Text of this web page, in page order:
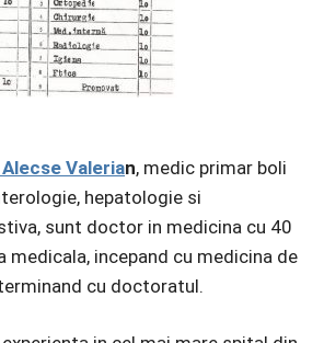
Valerian, medic primar boli
hepatologie si
sunt doctor in medicina cu 40
medicala, incepand cu medicina de
cu doctoratul.